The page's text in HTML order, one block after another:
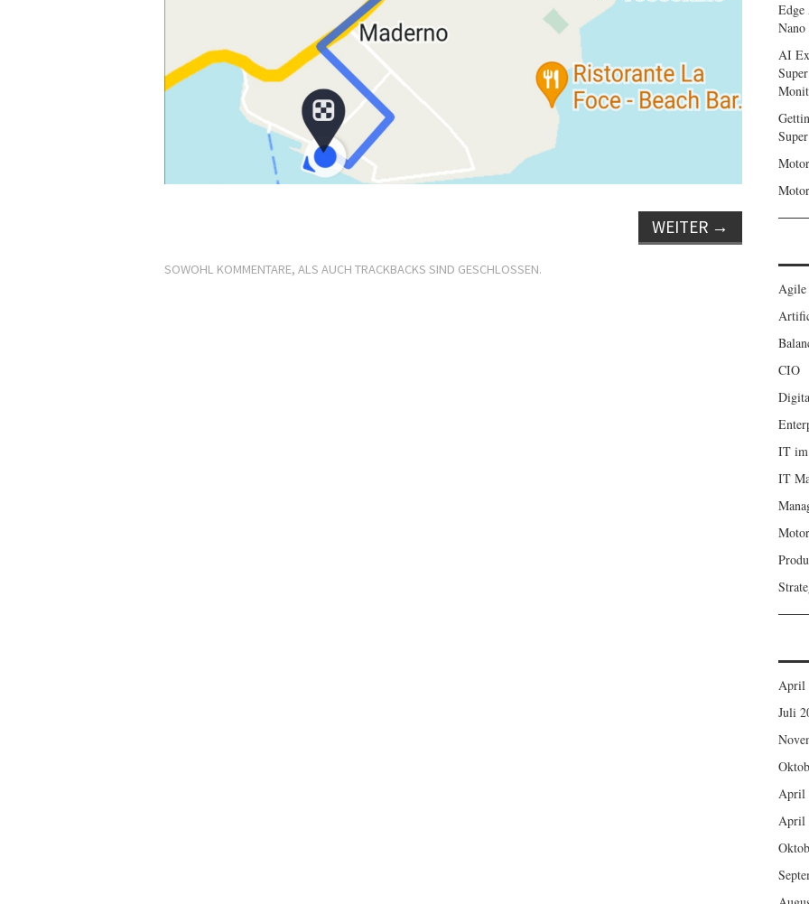
WEITER →
SOWOHL KOMMENTARE, ALS AUCH TRACKBACKS SIND GESCHLOSSEN.
Nano
AI
Agile
CIO
IT im
IT
April
Juli
April
April